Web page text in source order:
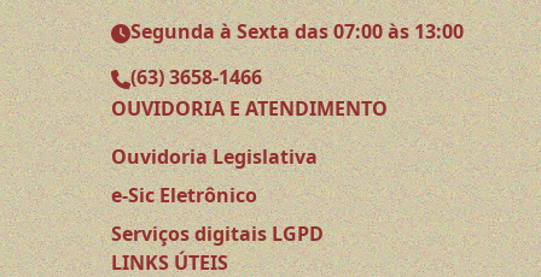
Segunda à Sexta das 07:00 às 13:00
(63) 3658-1466
OUVIDORIA E ATENDIMENTO
Ouvidoria Legislativa
e-Sic Eletrônico
Serviços digitais LGPD
LINKS ÚTEIS